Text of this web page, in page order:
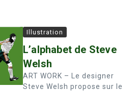
Illustration
L’alphabet de Steve
Welsh
ART WORK – Le designer
Steve Welsh propose sur le